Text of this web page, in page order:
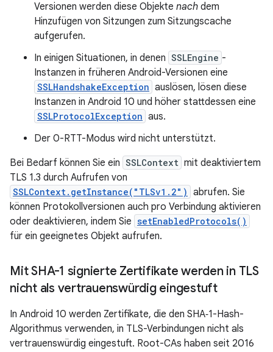
Versionen werden diese Objekte nach dem
Hinzufügen von Sitzungen zum Sitzungscache
aufgerufen.
In einigen Situationen, in denen SSLEngine -
Instanzen in früheren Android-Versionen eine
SSLHandshakeException auslösen, lösen diese
Instanzen in Android 10 und höher stattdessen eine
SSLProtocolException aus.
Der 0-RTT-Modus wird nicht unterstützt.
Bei Bedarf können Sie ein SSLContext mit deaktiviertem
TLS 1.3 durch Aufrufen von
SSLContext.getInstance("TLSv1.2") abrufen. Sie
können Protokollversionen auch pro Verbindung aktivieren
oder deaktivieren, indem Sie setEnabledProtocols()
für ein geeignetes Objekt aufrufen.
Mit SHA-1 signierte Zertifikate werden in TLS
nicht als vertrauenswürdig eingestuft
In Android 10 werden Zertifikate, die den SHA‑1-Hash-
Algorithmus verwenden, in TLS-Verbindungen nicht als
vertrauenswürdig eingestuft. Root-CAs haben seit 2016